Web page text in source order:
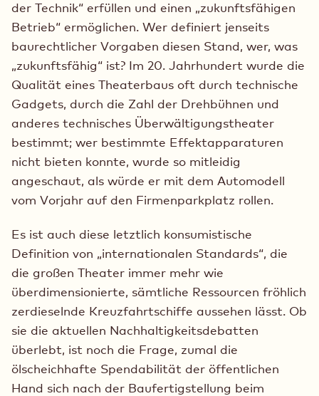
der Technik“ erfüllen und einen „zukunftsfähigen
Betrieb“ ermöglichen. Wer definiert jenseits
baurechtlicher Vorgaben diesen Stand, wer, was
„zukunftsfähig“ ist? Im 20. Jahrhundert wurde die
Qualität eines Theaterbaus oft durch technische
Gadgets, durch die Zahl der Drehbühnen und
anderes technisches Überwältigungstheater
bestimmt; wer bestimmte Effektapparaturen
nicht bieten konnte, wurde so mitleidig
angeschaut, als würde er mit dem Automodell
vom Vorjahr auf den Firmenparkplatz rollen.
Es ist auch diese letztlich konsumistische
Definition von „internationalen Standards“, die
die großen Theater immer mehr wie
überdimensionierte, sämtliche Ressourcen fröhlich
zerdieselnde Kreuzfahrtschiffe aussehen lässt. Ob
sie die aktuellen Nachhaltigkeitsdebatten
überlebt, ist noch die Frage, zumal die
ölscheichhafte Spendabilität der öffentlichen
Hand sich nach der Baufertigstellung beim